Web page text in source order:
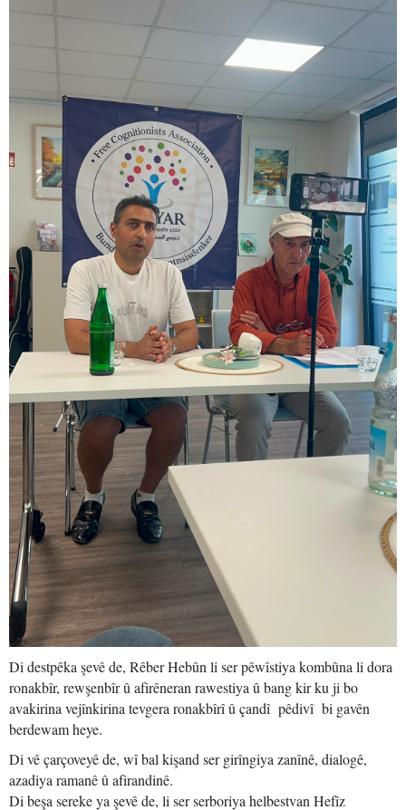
Di destpêka şevê de, Rêber Hebûn li ser pêwîstiya kombûna li dora
ronakbîr, rewşenbîr û afirêneran rawestiya û bang kir ku ji bo
avakirina vejînkirina tevgera ronakbîrî û çandî pêdivî bi gavên
berdewam heye.
Di vê çarçoveyê de, wî bal kişand ser girîngiya zanînê, dialogê,
azadiya ramanê û afirandinê.
Di beşa sereke ya şevê de, li ser serboriya helbestvan Hefîz